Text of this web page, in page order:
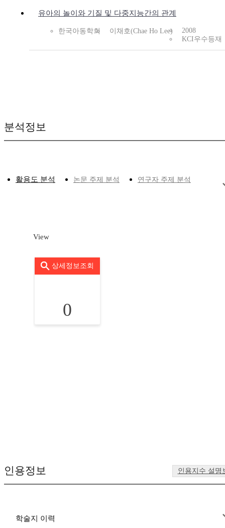
유아의 놀이와 기질 및 다중지능간의 관계
한국아동학회 이채호(Chae Ho Lee)
2008
KCI우수등재
분석정보
활용도 분석 논문 주제 분석 연구자 주제 분석
View
상세정보조회
0
인용정보 인용지수 설명
학술지 이력